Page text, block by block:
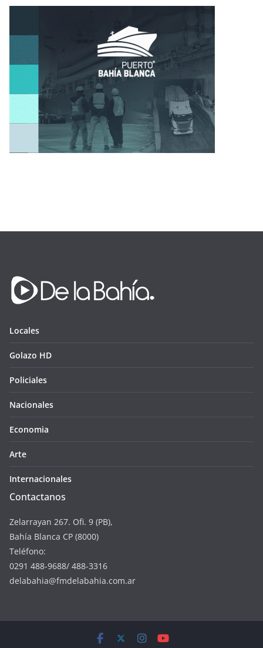
Locales
Golazo HD
Policiales
Nacionales
Economia
Arte
Internacionales
Contactanos
Zelarrayan 267. Ofi. 9 (PB),
Bahía Blanca CP (8000)
Teléfono:
0291 488-9688/ 488-3316
delabahia@fmdelabahia.com.ar